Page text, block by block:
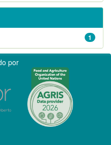
1
por